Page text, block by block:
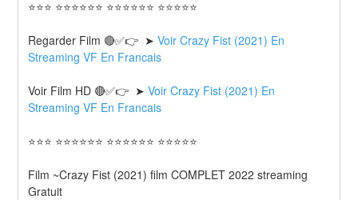
⭐⭐⭐ ⭐⭐⭐⭐⭐⭐ ⭐⭐⭐⭐⭐⭐ ⭐⭐⭐⭐⭐
Regarder Film 🔴✅👉  ➤ Voir Crazy Fist (2021) En
Streaming VF En Francais
Voir Film HD 🔴✅👉  ➤ Voir Crazy Fist (2021) En
Streaming VF En Francais
⭐⭐⭐ ⭐⭐⭐⭐⭐⭐ ⭐⭐⭐⭐⭐⭐ ⭐⭐⭐⭐⭐
Film ~Crazy Fist (2021) film COMPLET 2022 streaming
Gratuit